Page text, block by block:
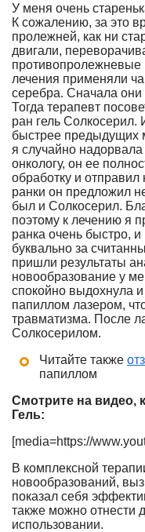
У меня очень
К сожалению, за это
пролежней, как ни
двигали,
лечения применяли
серебра. Сначала они
Тогда терапевт
ран гель Солкосерил.
быстрее предыдущих
я случайно
онкологу, он ее
обработку и
ранки он предложил
был и Солкосерил.
поэтому к лечению я
ранка очень быстро,
буквально за
пришли результаты
новообразование у
спокойно выдохнула
папиллом лазером,
травматизма. После
Солкосерилом.
Читайте также
папиллом
Смотрите на видео,
Гель:
[media=https://
В комплексной
новообразований,
показал себя
также можно отнести
использовании.